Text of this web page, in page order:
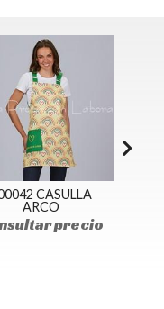
600068 BLUSA
VISUAL
Consultar precio